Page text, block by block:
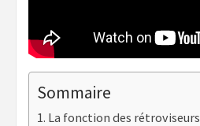
Sommaire
La fonction des rétroviseurs